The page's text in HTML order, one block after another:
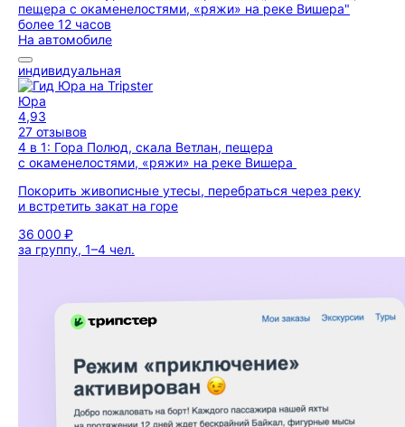
более 12 часов
На автомобиле
индивидуальная
Юра
4,93
27 отзывов
4 в 1: Гора Полюд, скала Ветлан, пещера
с окаменелостями, «ряжи» на реке Вишера
Покорить живописные утесы, перебраться через реку
и встретить закат на горе
36 000 ₽
за группу, 1–4 чел.